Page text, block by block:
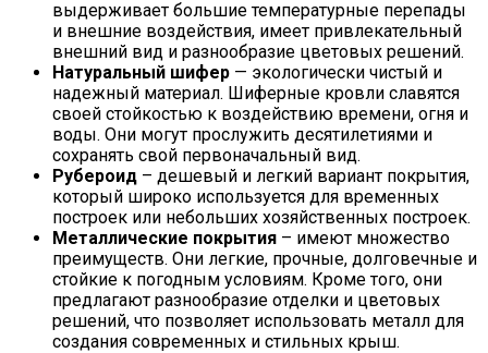
выдерживает большие температурные перепады
и внешние воздействия, имеет привлекательный
внешний вид и разнообразие цветовых решений.
Натуральный шифер — экологически чистый и
надежный материал. Шиферные кровли славятся
своей стойкостью к воздействию времени, огня и
воды. Они могут прослужить десятилетиями и
сохранять свой первоначальный вид.
Рубероид – дешевый и легкий вариант покрытия,
который широко используется для временных
построек или небольших хозяйственных построек.
Металлические покрытия – имеют множество
преимуществ. Они легкие, прочные, долговечные и
стойкие к погодным условиям. Кроме того, они
предлагают разнообразие отделки и цветовых
решений, что позволяет использовать металл для
создания современных и стильных крыш.